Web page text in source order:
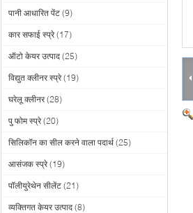
पानी आधारित पेंट (9)
कार सफाई स्प्रे (17)
ऑटो केयर उत्पाद (25)
विद्युत क्लीनर स्प्रे (19)
घरेलू क्लीनर (28)
पु फोम स्प्रे (20)
सिलिकॉन का सील करने वाला पदार्थ (25)
आसंजक स्प्रे (19)
पॉलीयुरेथेन सीलेंट (21)
व्यक्तिगत केयर उत्पाद (8)